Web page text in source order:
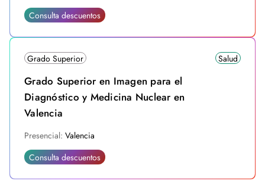
Consulta descuentos
Grado Superior Salud
Grado Superior en Imagen para el
Diagnóstico y Medicina Nuclear en
Valencia
Presencial: Valencia
Consulta descuentos